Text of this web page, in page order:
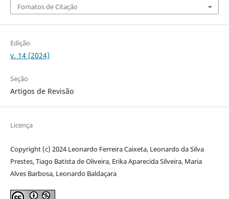
Fomatos de Citação
Edição
v. 14 (2024)
Seção
Artigos de Revisão
Licença
Copyright (c) 2024 Leonardo Ferreira Caixeta, Leonardo da Silva
Prestes, Tiago Batista de Oliveira, Erika Aparecida Silveira, Maria
Alves Barbosa, Leonardo Baldaçara